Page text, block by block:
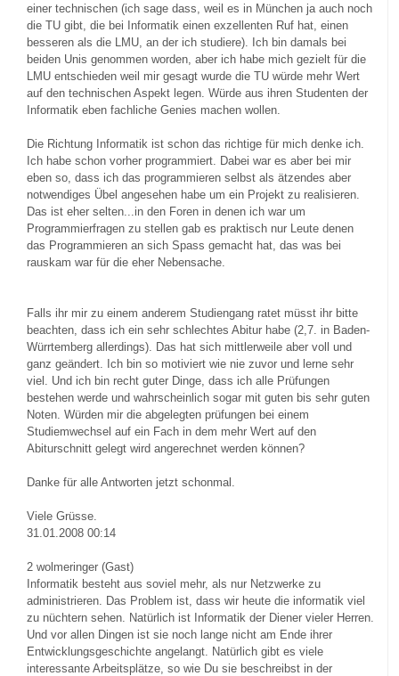
einer technischen (ich sage dass, weil es in München ja auch noch
die TU gibt, die bei Informatik einen exzellenten Ruf hat, einen
besseren als die LMU, an der ich studiere). Ich bin damals bei
beiden Unis genommen worden, aber ich habe mich gezielt für die
LMU entschieden weil mir gesagt wurde die TU würde mehr Wert
auf den technischen Aspekt legen. Würde aus ihren Studenten der
Informatik eben fachliche Genies machen wollen.
Die Richtung Informatik ist schon das richtige für mich denke ich.
Ich habe schon vorher programmiert. Dabei war es aber bei mir
eben so, dass ich das programmieren selbst als ätzendes aber
notwendiges Übel angesehen habe um ein Projekt zu realisieren.
Das ist eher selten...in den Foren in denen ich war um
Programmierfragen zu stellen gab es praktisch nur Leute denen
das Programmieren an sich Spass gemacht hat, das was bei
rauskam war für die eher Nebensache.
Falls ihr mir zu einem anderem Studiengang ratet müsst ihr bitte
beachten, dass ich ein sehr schlechtes Abitur habe (2,7. in Baden-
Würrtemberg allerdings). Das hat sich mittlerweile aber voll und
ganz geändert. Ich bin so motiviert wie nie zuvor und lerne sehr
viel. Und ich bin recht guter Dinge, dass ich alle Prüfungen
bestehen werde und wahrscheinlich sogar mit guten bis sehr guten
Noten. Würden mir die abgelegten prüfungen bei einem
Studiemwechsel auf ein Fach in dem mehr Wert auf den
Abiturschnitt gelegt wird angerechnet werden können?
Danke für alle Antworten jetzt schonmal.
Viele Grüsse.
31.01.2008 00:14
2 wolmeringer (Gast)
Informatik besteht aus soviel mehr, als nur Netzwerke zu
administrieren. Das Problem ist, dass wir heute die informatik viel
zu nüchtern sehen. Natürlich ist Informatik der Diener vieler Herren.
Und vor allen Dingen ist sie noch lange nicht am Ende ihrer
Entwicklungsgeschichte angelangt. Natürlich gibt es viele
interessante Arbeitsplätze, so wie Du sie beschreibst in der